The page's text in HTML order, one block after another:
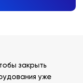
закрыть
уже